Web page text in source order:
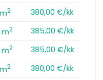
2
380,00 €/kk
m2
385,00 €/kk
m2
385,00 €/kk
2
380,00 €/kk